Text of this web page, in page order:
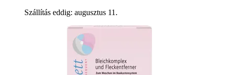
Szállítás eddig: augusztus 11.